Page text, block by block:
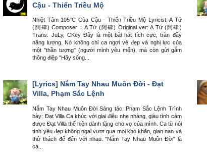
Cậu - Thiển Triều Mộ
Nhiệt Tâm 105°C Của Cậu - Thiển Triều Mộ Lyricist: A Tứ
(阿肆) Composer：A Tứ (阿肆) Original ver: A Tứ (阿肆)
Trans: JuLy, CKey Đây là một bài hát tích cực, tràn đầy
năng lượng. Nó không chỉ ca ngợi vẻ đẹp và nghị lực của
một "thần tượng" (người mình yêu mến), mà còn gửi gắm
thông điệp "Hãy sống...
[Lyrics] Nắm Tay Nhau Muôn Đời - Đạt
Villa, Phạm Sắc Lệnh
Nắm Tay Nhau Muôn Đời Sáng tác: Phạm Sắc Lệnh Trình
bày: Đạt Villa Ca khúc với giai điệu nhẹ nhàng, giàu tình cảm
được Đạt Villa thể hiện dành tặng cho vợ của mình. Ca từ nói
tình yêu đẹp không ngại vượt qua mọi khó khăn, gian nan và
thử thách để đến với nhau. "Nắm Tay Nhau Muôn Đời" là
ca...